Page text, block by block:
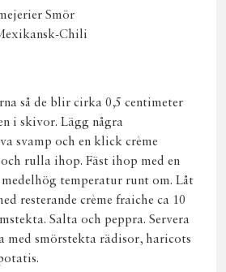
Smör
Chili
så de blir cirka 0,5 centimeter
i skivor. Lägg några
svamp och en klick crème
rulla ihop. Fäst ihop med en
medelhög temperatur runt om. Låt
resterande crème fraiche ca 10
Salta och peppra. Servera
med smörstekta rädisor, haricots